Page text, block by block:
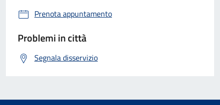
Prenota appuntamento
Problemi in città
Segnala disservizio